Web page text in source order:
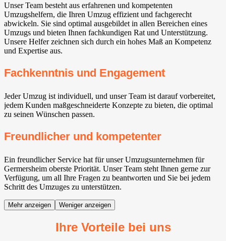
Unser Team besteht aus erfahrenen und kompetenten
Umzugshelfern, die Ihren Umzug effizient und fachgerecht
abwickeln. Sie sind optimal ausgebildet in allen Bereichen eines
Umzugs und bieten Ihnen fachkundigen Rat und Unterstützung.
Unsere Helfer zeichnen sich durch ein hohes Maß an Kompetenz
und Expertise aus.
Fachkenntnis und Engagement
Jeder Umzug ist individuell, und unser Team ist darauf vorbereitet,
jedem Kunden maßgeschneiderte Konzepte zu bieten, die optimal
zu seinen Wünschen passen.
Freundlicher und kompetenter
Ein freundlicher Service hat für unser Umzugsunternehmen für
Germersheim oberste Priorität. Unser Team steht Ihnen gerne zur
Verfügung, um all Ihre Fragen zu beantworten und Sie bei jedem
Schritt des Umzuges zu unterstützen.
Mehr anzeigen Weniger anzeigen
Ihre Vorteile bei uns